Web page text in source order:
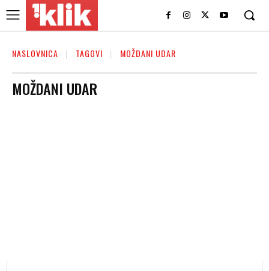
NASLOVNICA TAGOVI MOŽDANI UDAR
MOŽDANI UDAR